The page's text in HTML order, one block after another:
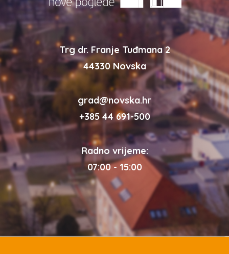
Trg dr. Franje Tuđmana 2
44330 Novska
grad@novska.hr
+385 44 691-500
Radno vrijeme:
07:00 - 15:00